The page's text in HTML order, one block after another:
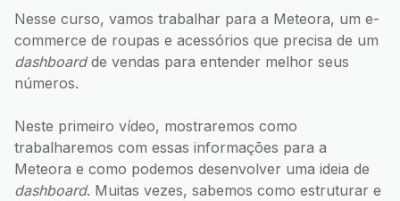
Nesse curso, vamos trabalhar para a Meteora, um e-
commerce de roupas e acessórios que precisa de um
dashboardde vendas para entender melhor seus
números.
Neste primeiro vídeo, mostraremos como
trabalharemos com essas informações para a
Meteora e como podemos desenvolver uma ideia de
dashboard. Muitas vezes, sabemos como estruturar e